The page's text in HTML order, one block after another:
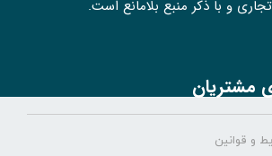
و با ذکر منبع بلامانع است.
مشتریان
و قوانین